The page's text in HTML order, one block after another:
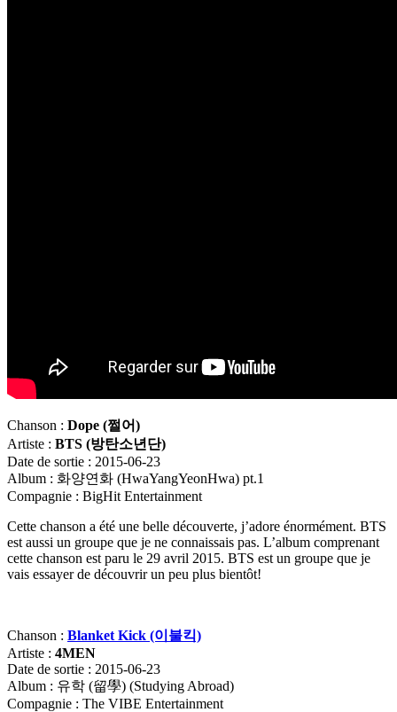
Chanson : Dope (쩔어)
Artiste : BTS (방탄소년단)
Date de sortie : 2015-06-23
Album : 화양연화 (HwaYangYeonHwa) pt.1
Compagnie : BigHit Entertainment
Cette chanson a été une belle découverte, j’adore énormément. BTS
est aussi un groupe que je ne connaissais pas. L’album comprenant
cette chanson est paru le 29 avril 2015. BTS est un groupe que je
vais essayer de découvrir un peu plus bientôt!
Chanson : Blanket Kick (이불킥)
Artiste : 4MEN
Date de sortie : 2015-06-23
Album : 유학 (留學) (Studying Abroad)
Compagnie : The VIBE Entertainment